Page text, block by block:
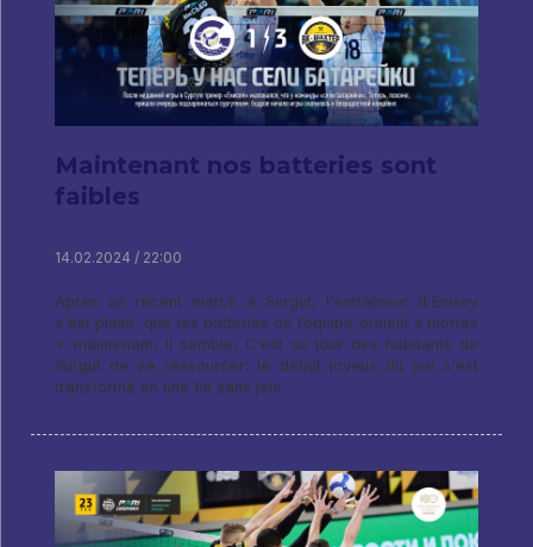
Maintenant nos batteries sont
faibles
14.02.2024 / 22:00
Après un récent match à Surgut, l'entraîneur d'Enisey
s'est plaint, que les batteries de l’équipe étaient « mortes
». maintenant, il semble, C'est au tour des habitants de
Surgut de se ressourcer: le début joyeux du jeu s'est
transformé en une fin sans joie.